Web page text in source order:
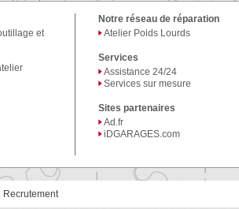
et
Notre réseau de réparation
Atelier Poids Lourds
Services
Assistance 24/24
Services sur mesure
Sites partenaires
Ad.fr
iDGARAGES.com
Recrutement